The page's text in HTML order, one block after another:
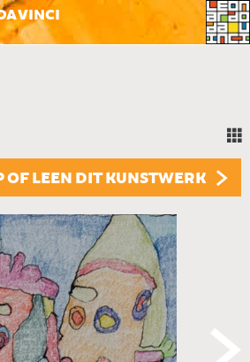
VINCI
OF LEEN DIT KUNSTWERK